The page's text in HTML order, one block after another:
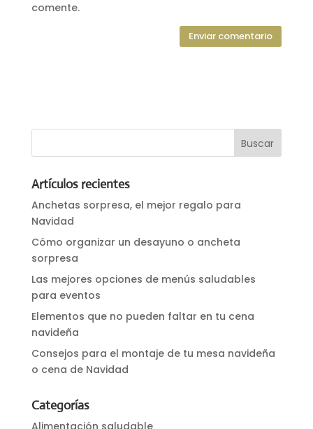
comente.
Artículos recientes
Anchetas sorpresa, el mejor regalo para
Navidad
Cómo organizar un desayuno o ancheta
sorpresa
Las mejores opciones de menús saludables
para eventos
Elementos que no pueden faltar en tu cena
navideña
Consejos para el montaje de tu mesa navideña
o cena de Navidad
Categorías